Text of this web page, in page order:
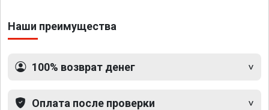
Наши преимущества
100% возврат денег
Оплата после проверки